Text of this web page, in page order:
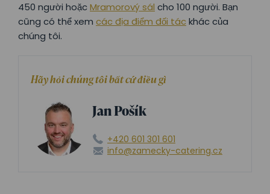
450 người hoặcMramorový sál cho 100 người. Bạn
cũng có thể xem các địa điểm đối táckhác của
chúng tôi.
Hãy hỏi chúng tôi bất cứ điều gì
Jan Pošík
+420 601 301 601
info@zamecky-catering.cz